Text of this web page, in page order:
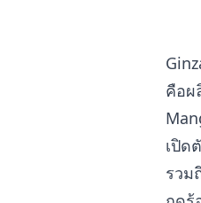
คือผ
เปิด
รวม